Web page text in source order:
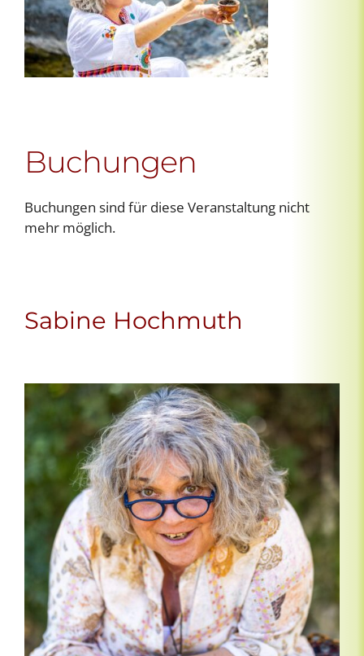
Buchungen
Buchungen sind für diese Veranstaltung nicht
mehr möglich.
Sabine Hochmuth